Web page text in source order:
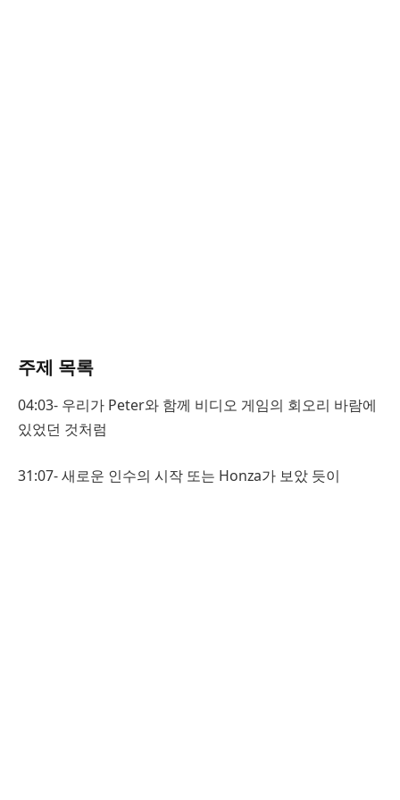
주제 목록
04:03- 우리가 Peter와 함께 비디오 게임의 회오리 바람에
있었던 것처럼
31:07- 새로운 인수의 시작 또는 Honza가 보았 듯이